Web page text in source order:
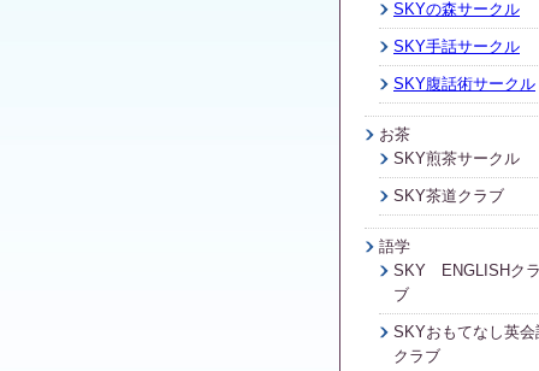
SKYの森サークル
SKY手話サークル
SKY腹話術サークル
お茶
SKY煎茶サークル
SKY茶道クラブ
語学
SKY ENGLISHクラ
ブ
SKYおもてなし英会
クラブ